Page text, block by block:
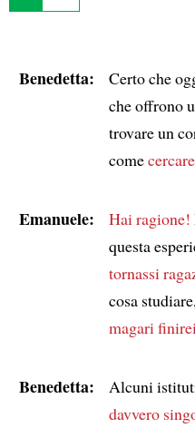
Benedetta: Certo che
che offrono
trovare un
come
Emanuele: Hai ragione!
questa
tornassi
cosa
magari
Benedetta:
Alcuni
davvero